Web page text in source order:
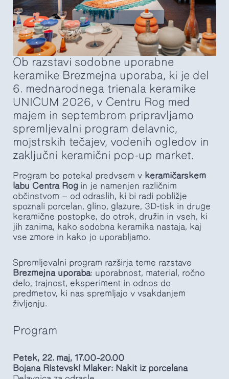
Ob razstavi sodobne uporabne
keramike Brezmejna uporaba, ki je del
6. mednarodnega trienala keramike
UNICUM 2026, v Centru Rog med
majem in septembrom pripravljamo
spremljevalni program delavnic,
mojstrskih tečajev, vodenih ogledov in
zaključni keramični pop-up market.
Program bo potekal predvsem v keramičarskem
labu Centra Rog in je namenjen različnim
občinstvom — od odraslih, ki bi radi pobližje
spoznali porcelan, glino, glazure, 3D-tisk in druge
keramične postopke, do otrok, družin in vseh, ki
jih zanima, kako sodobna keramika nastaja, kaj
vse zmore in kako jo uporabljamo.
Spremljevalni program razširja teme razstave
Brezmejna uporaba: uporabnost, material, ročno
delo, trajnost, eksperiment in odnos do
predmetov, ki nas spremljajo v vsakdanjem
življenju.
Program
Petek, 22. maj, 17.00–20.00
Bojana Ristevski Mlaker: Nakit iz porcelana